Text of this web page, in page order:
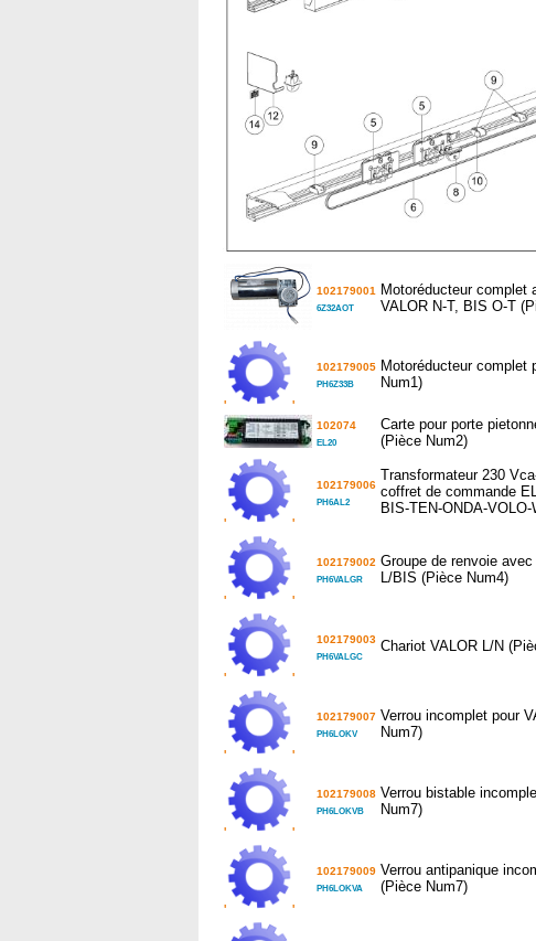
102179001
6Z32AOT
Motoréducteur complet
VALOR N-T, BIS O-T
' '
102179005
PH6Z33B
Motoréducteur complet
Num1)
102074
EL20
Carte pour porte
(Pièce Num2)
' '
102179006
PH6AL2
Transformateur 230
coffret de commande
BIS-TEN-ONDA-
' '
102179002
PH6VALGR
Groupe de renvoie
L/BIS (Pièce Num4)
' '
102179003
PH6VALGC
Chariot VALOR L/N
' '
102179007
PH6LOKV
Verrou incomplet pour
Num7)
' '
102179008
PH6LOKVB
Verrou bistable
Num7)
' '
102179009
PH6LOKVA
Verrou antipanique
(Pièce Num7)